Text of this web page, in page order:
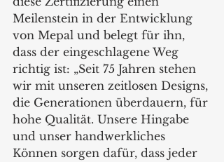
Meilenstein in der Entwicklung
von Mepal und belegt für ihn,
dass der eingeschlagene Weg
richtig ist: „Seit 75 Jahren stehen
wir mit unseren zeitlosen Designs,
die Generationen überdauern, für
hohe Qualität. Unsere Hingabe
und unser handwerkliches
Können sorgen dafür, dass jeder